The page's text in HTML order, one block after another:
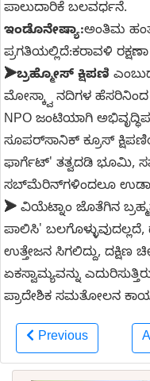
ಪಾಲುದಾರಿಕೆ ಬಲವರ್ಧನೆ.
ಇಂಡೊನೇಷ್ಯಾ:ಅಂತಿಮ
ಪ್ರಗತಿಯಲ್ಲಿದೆ:ಕರಾವಳಿ
➤ಬ್ರಹ್ಮೋಸ್ ಕ್ಷಿಪಣಿ
ಮೋಸ್ಕ್ವಾ ನದಿಗಳ ಹೆಸರಿನಿಂದ
NPO ಜಂಟಿಯಾಗಿ
ಸೂಪರ್‌ಸಾನಿಕ್ ಕ್ರೂಸ್
ಫಾರ್ಗೆಟ್' ತತ್ವದಡಿ ಭೂಮಿ,
ಸಬ್‌ಮೆರಿನ್‌ಗಳಿಂದಲೂ
➤ ವಿಯೆಟ್ನಾಂ ಜೊತೆಗಿನ
ಪಾಲಿಸಿ' ಬಲಗೊಳ್ಳುವುದಲ್ಲದೆ,
ಉತ್ತೇಜನ ಸಿಗಲಿದ್ದು, ದಕ್ಷಿಣ
ಏಕಸ್ವಾಮ್ಯವನ್ನು
ಪ್ರಾದೇಶಿಕ ಸಮತೋಲನ
Previous